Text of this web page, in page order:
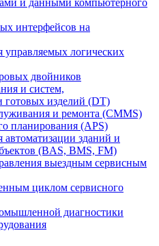
и данными компьютерного
интерфейсов на
управляемых логических
двойников
и систем,
готовых изделий (DT)
и ремонта (CMMS)
планирования (APS)
зданий и
(BAS, BMS, FM)
выездным сервисным
циклом сервисного
диагностики